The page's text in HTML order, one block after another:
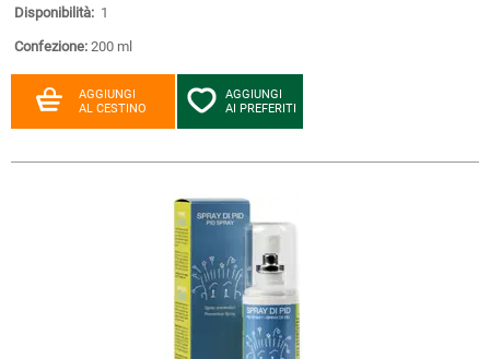
Disponibilità: 1
Confezione: 200 ml
AGGIUNGI
AL CESTINO
AGGIUNGI
AI PREFERITI